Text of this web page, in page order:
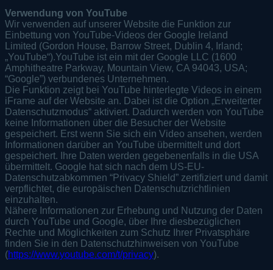
Verwendung von YouTube
Wir verwenden auf unserer Website die Funktion zur
Einbettung von YouTube-Videos der Google Ireland
Limited (Gordon House, Barrow Street, Dublin 4, Irland;
„YouTube“).YouTube ist ein mit der Google LLC (1600
Amphitheatre Parkway, Mountain View, CA 94043, USA;
“Google”) verbundenes Unternehmen.
Die Funktion zeigt bei YouTube hinterlegte Videos in einem
iFrame auf der Website an. Dabei ist die Option „Erweiterter
Datenschutzmodus“ aktiviert. Dadurch werden von YouTube
keine Informationen über die Besucher der Website
gespeichert. Erst wenn Sie sich ein Video ansehen, werden
Informationen darüber an YouTube übermittelt und dort
gespeichert. Ihre Daten werden gegebenenfalls in die USA
übermittelt. Google hat sich nach dem US-EU-
Datenschutzabkommen “Privacy Shield” zertifiziert und damit
verpflichtet, die europäischen Datenschutzrichtlinien
einzuhalten.
Nähere Informationen zur Erhebung und Nutzung der Daten
durch YouTube und Google, über Ihre diesbezüglichen
Rechte und Möglichkeiten zum Schutz Ihrer Privatsphäre
finden Sie in den Datenschutzhinweisen von YouTube
(https://www.youtube.com/t/privacy).